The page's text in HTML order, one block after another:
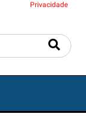
Privacidade